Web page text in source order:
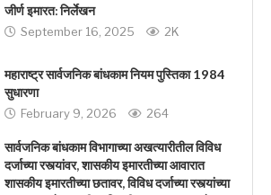
जीर्ण इमारत: निर्लेखन
September 16, 2025 2K
महाराष्ट्र सार्वजनिक बांधकाम नियम पुस्तिका 1984
सुधारणा
February 9, 2026 264
सार्वजनिक बांधकाम विभागाच्या अखत्यारीतील विविध
दर्जाच्या रस्त्यांवर, शासकीय इमारतीच्या आवारात
शासकीय इमारतीच्या छतावर, विविध दर्जाच्या रस्त्यांच्या